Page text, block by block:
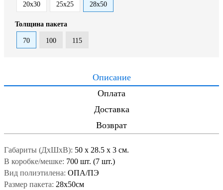
20x30 25х25 28x50
Толщина пакета
70 100 115
Описание
Оплата
Доставка
Возврат
Габариты (ДxШxВ): 50 x 28.5 x 3 см.
В коробке/мешке: 700 шт. (7 шт.)
Вид полиэтилена: ОПА/ПЭ
Размер пакета: 28x50см